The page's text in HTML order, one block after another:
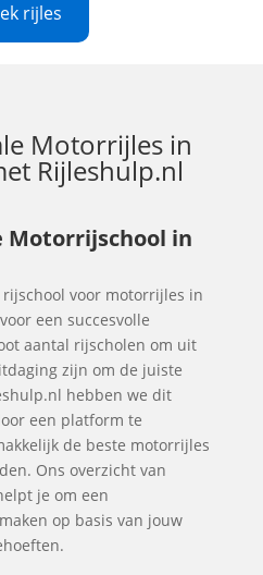
rijles
Motorrijles in
Rijleshulp.nl
Motorrijschool in
voor motorrijles in
een succesvolle
aantal rijscholen om uit
zijn om de juiste
hebben we dit
een platform te
de beste motorrijles
Ons overzicht van
je om een
op basis van jouw